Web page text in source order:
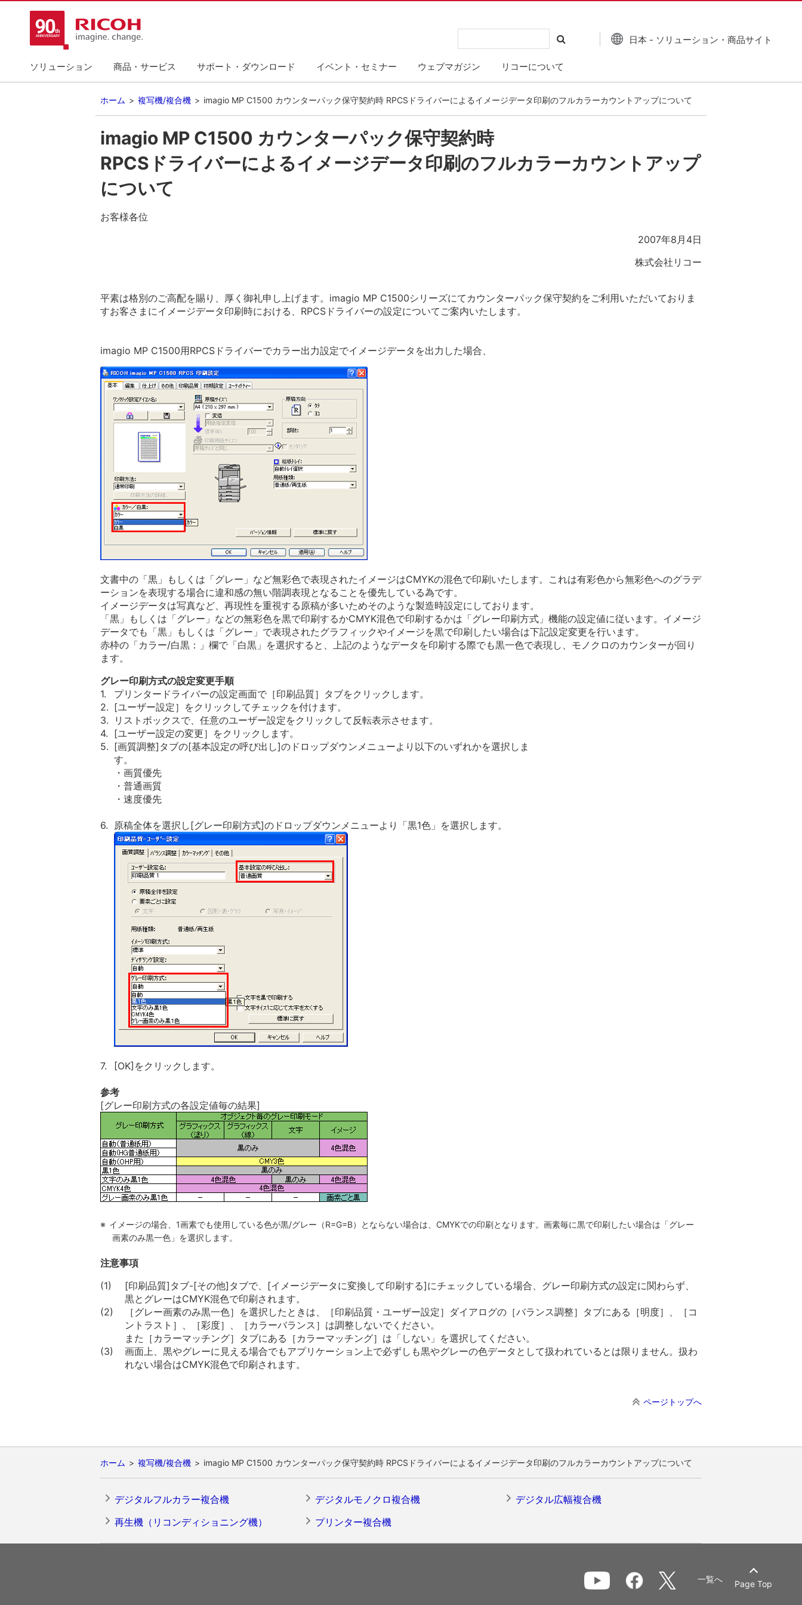
ソリューション 商品・サービス サポート・ダウンロード イベント・セミナー ウェブマガジン リコーについて
日本 - ソリューション・商品サイト
ホーム 複写機/複合機 imagio MP C1500 カウンターパック保守契約時 RPCSドライバーによるイメージデータ印刷のフルカラーカウントアップについて
imagio MP C1500 カウンターパック保守契約時
RPCSドライバーによるイメージデータ印刷のフルカラーカウントアップ
について
お客様各位
2007年8月4日
株式会社リコー
平素は格別のご高配を賜り、厚く御礼申し上げます。imagio MP C1500シリーズにてカウンターパック保守契約をご利用いただいておりま
すお客さまにイメージデータ印刷時における、RPCSドライバーの設定についてご案内いたします。
imagio MP C1500用RPCSドライバーでカラー出力設定でイメージデータを出力した場合、
文書中の「黒」もしくは「グレー」など無彩色で表現されたイメージはCMYKの混色で印刷いたします。これは有彩色から無彩色へのグラデ
ーションを表現する場合に違和感の無い階調表現となることを優先している為です。
イメージデータは写真など、再現性を重視する原稿が多いためそのような製造時設定にしております。
「黒」もしくは「グレー」などの無彩色を黒で印刷するかCMYK混色で印刷するかは「グレー印刷方式」機能の設定値に従います。イメージ
データでも「黒」もしくは「グレー」で表現されたグラフィックやイメージを黒で印刷したい場合は下記設定変更を行います。
赤枠の「カラー/白黒：」欄で「白黒」を選択すると、上記のようなデータを印刷する際でも黒一色で表現し、モノクロのカウンターが回り
ます。
グレー印刷方式の設定変更手順
1.
プリンタードライバーの設定画面で［印刷品質］タブをクリックします。
2. [ユーザー設定］をクリックしてチェックを付けます。
3.
リストボックスで、任意のユーザー設定をクリックして反転表示させます。
4. [ユーザー設定の変更］をクリックします。
5. [画質調整]タブの[基本設定の呼び出し]のドロップダウンメニューより以下のいずれかを選択しま
す。
・画質優先
・普通画質
・速度優先
6. 原稿全体を選択し[グレー印刷方式]のドロップダウンメニューより「黒1色」を選択します。
7. [OK]をクリックします。
参考
[グレー印刷方式の各設定値毎の結果]
※ イメージの場合、1画素でも使用している色が黒/グレー（R=G=B）とならない場合は、CMYKでの印刷となります。画素毎に黒で印刷したい場合は「グレー
画素のみ黒一色」を選択します。
注意事項
(1)
[印刷品質]タブ-[その他]タブで、[イメージデータに変換して印刷する]にチェックしている場合、グレー印刷方式の設定に関わらず、
黒とグレーはCMYK混色で印刷されます。
(2)
［グレー画素のみ黒一色］を選択したときは、［印刷品質・ユーザー設定］ダイアログの［バランス調整］タブにある［明度］、［コ
ントラスト］、［彩度］、［カラーバランス］は調整しないでください。
また［カラーマッチング］タブにある［カラーマッチング］は「しない」を選択してください。
(3)
画面上、黒やグレーに見える場合でもアプリケーション上で必ずしも黒やグレーの色データとして扱われているとは限りません。扱わ
れない場合はCMYK混色で印刷されます。
ページトップへ
ホーム 複写機/複合機 imagio MP C1500 カウンターパック保守契約時 RPCSドライバーによるイメージデータ印刷のフルカラーカウントアップについて
デジタルフルカラー複合機 デジタルモノクロ複合機
デジタル広幅複合機
再生機（リコンディショニング機）
プリンター複合機
Page Top
一覧へ